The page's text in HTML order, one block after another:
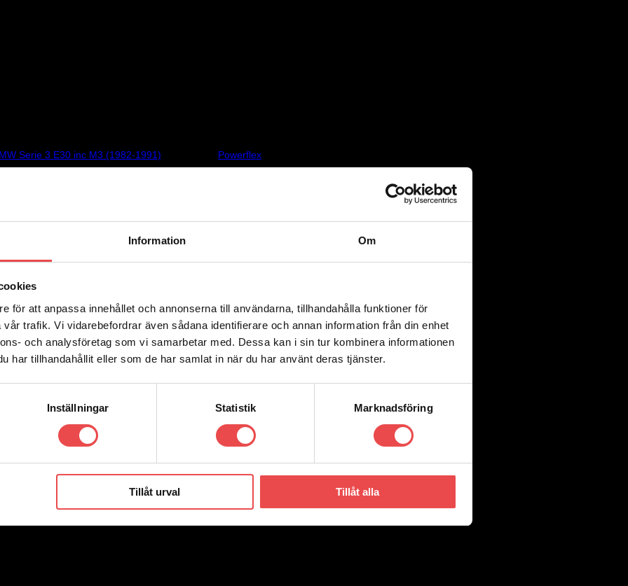
Information Om
för att anpassa innehållet och annonserna till användarna, tillhandahålla funktioner för
trafik. Vi vidarebefordrar även sådana identifierare och annan information från din enhet
och analysföretag som vi samarbetar med. Dessa kan i sin tur kombinera informationen
har tillhandahållit eller som de har samlat in när du har använt deras tjänster.
Inställningar Statistik Marknadsföring
Tillåt urval Tillåt alla
Serie 3 E30 inc M3 (1982-1991)
Powerflex